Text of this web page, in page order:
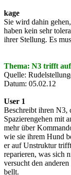
kage
Sie wird dahin
haben kein sehr
ihrer Stellung. Es
Thema: N3 trifft auf
Quelle:
Datum: 05.02.12
User 1
Beschreibt ihren N3,
Spazierengehen mit
mehr über
wie sie ihrem Hund
er auf Unstruktur
reparieren, was sich
versucht den
bellt.